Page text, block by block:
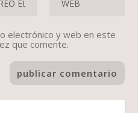
electrónico y web en este
que comente.